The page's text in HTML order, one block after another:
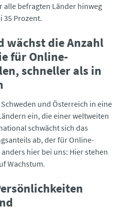
alle befragten Länder hinweg
35 Prozent.
wächst die Anzahl
für Online-
schneller als in
und Österreich in eine
ein, die einer weltweiten
schwächt sich das
ab, der für Online-
hier bei uns: Hier stehen
Wachstum.